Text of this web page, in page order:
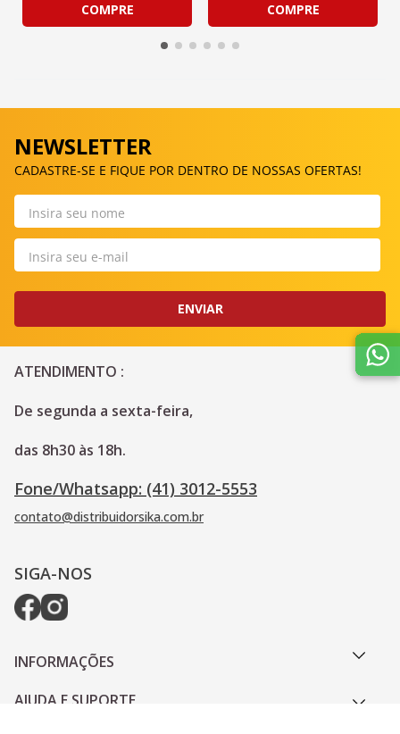
COMPRE COMPRE
NEWSLETTER
CADASTRE-SE E FIQUE POR DENTRO DE NOSSAS OFERTAS!
ENVIAR
ATENDIMENTO :
De segunda a sexta-feira,
das 8h30 às 18h.
Fone/Whatsapp: (41) 3012-5553
contato@distribuidorsika.com.br
SIGA-NOS
INFORMAÇÕES
AJUDA E SUPORTE